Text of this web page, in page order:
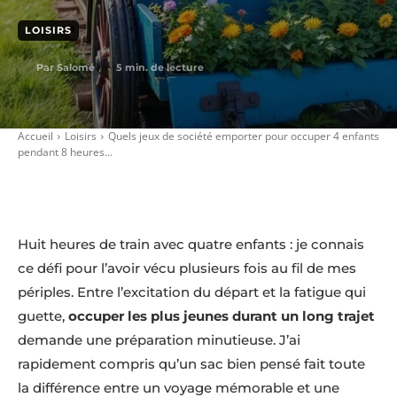
LOISIRS
Par Salomé 5 min. de lecture
Accueil Loisirs
Quels jeux de société emporter pour occuper 4 enfants
pendant 8 heures...
Huit heures de train avec quatre enfants : je connais
ce défi pour l’avoir vécu plusieurs fois au fil de mes
périples. Entre l’excitation du départ et la fatigue qui
guette, occuper les plus jeunes durant un long trajet
demande une préparation minutieuse. J’ai
rapidement compris qu’un sac bien pensé fait toute
la différence entre un voyage mémorable et une